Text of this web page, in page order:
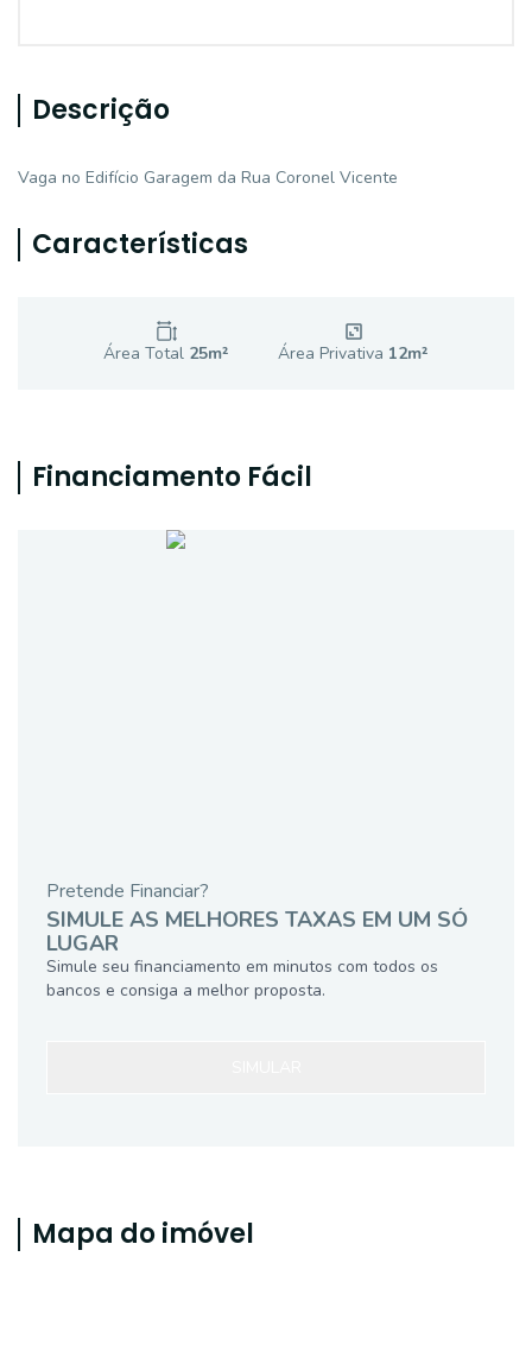
Descrição
Vaga no Edifício Garagem da Rua Coronel Vicente
Características
Área Total 25m² Área Privativa 12m²
Financiamento Fácil
Pretende Financiar?
SIMULE AS MELHORES TAXAS EM UM SÓ
LUGAR
Simule seu financiamento em minutos com todos os
bancos e consiga a melhor proposta.
Mapa do imóvel